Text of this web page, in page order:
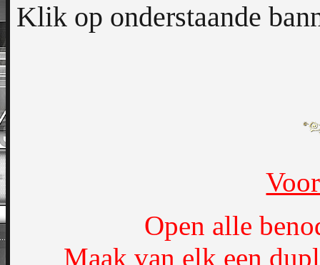
Klik op onderstaande
Open alle
Maak van elk een